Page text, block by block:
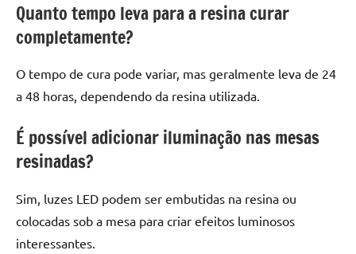
Quanto tempo leva para a resina curar
completamente?
O tempo de cura pode variar, mas geralmente leva de 24
a 48 horas, dependendo da resina utilizada.
É possível adicionar iluminação nas mesas
resinadas?
Sim, luzes LED podem ser embutidas na resina ou
colocadas sob a mesa para criar efeitos luminosos
interessantes.